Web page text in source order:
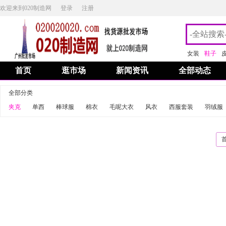
欢迎来到020制造网 登录 注册
女装 鞋子
首页 逛市场 新闻资讯 全部动态
全部分类
夹克
单西 棒球服 棉衣 毛呢大衣 风衣 西服套装 羽绒服